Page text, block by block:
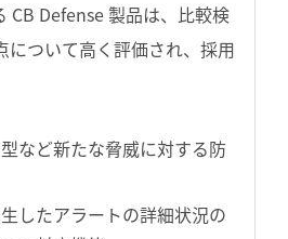
CB Defense 製品は、比較検
について高く評価され、採用
など新たな脅威に対する防
したアラートの詳細状況の